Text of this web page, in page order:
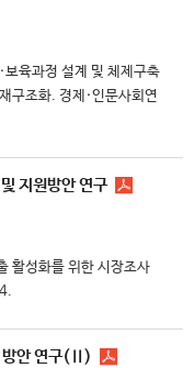
육과정 설계 및 체제구축
구조화. 경제·인문사회연
지원방안 연구
성화를 위한 시장조사
방안 연구(Ⅱ)